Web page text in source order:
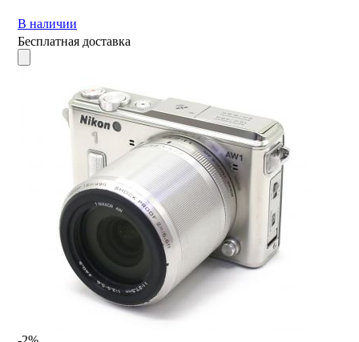
В наличии
Бесплатная доставка